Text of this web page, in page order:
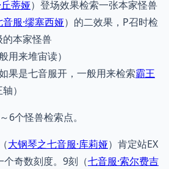
蒂娅）登场效果检索一张本家怪兽
服·缪塞西娅）的二效果，P召时检
本家怪兽
用来堆宙读）
果是七音服开，一般用来检索霸王
）
6个怪兽检索点。
大钢琴之七音服·库莉娅）肯定站EX
奇数刻度。9刻（七音服·索尔费吉